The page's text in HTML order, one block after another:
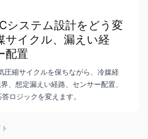
システム設計をどう変
サイクル、漏えい経
配置
圧縮サイクルを保ちながら、冷媒経
、想定漏えい経路、センサー配置、
ロジックを変えます。